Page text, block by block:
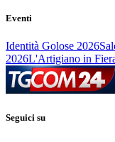
Eventi
Identità Golose 2026
2026L'Artigiano in
Seguici su